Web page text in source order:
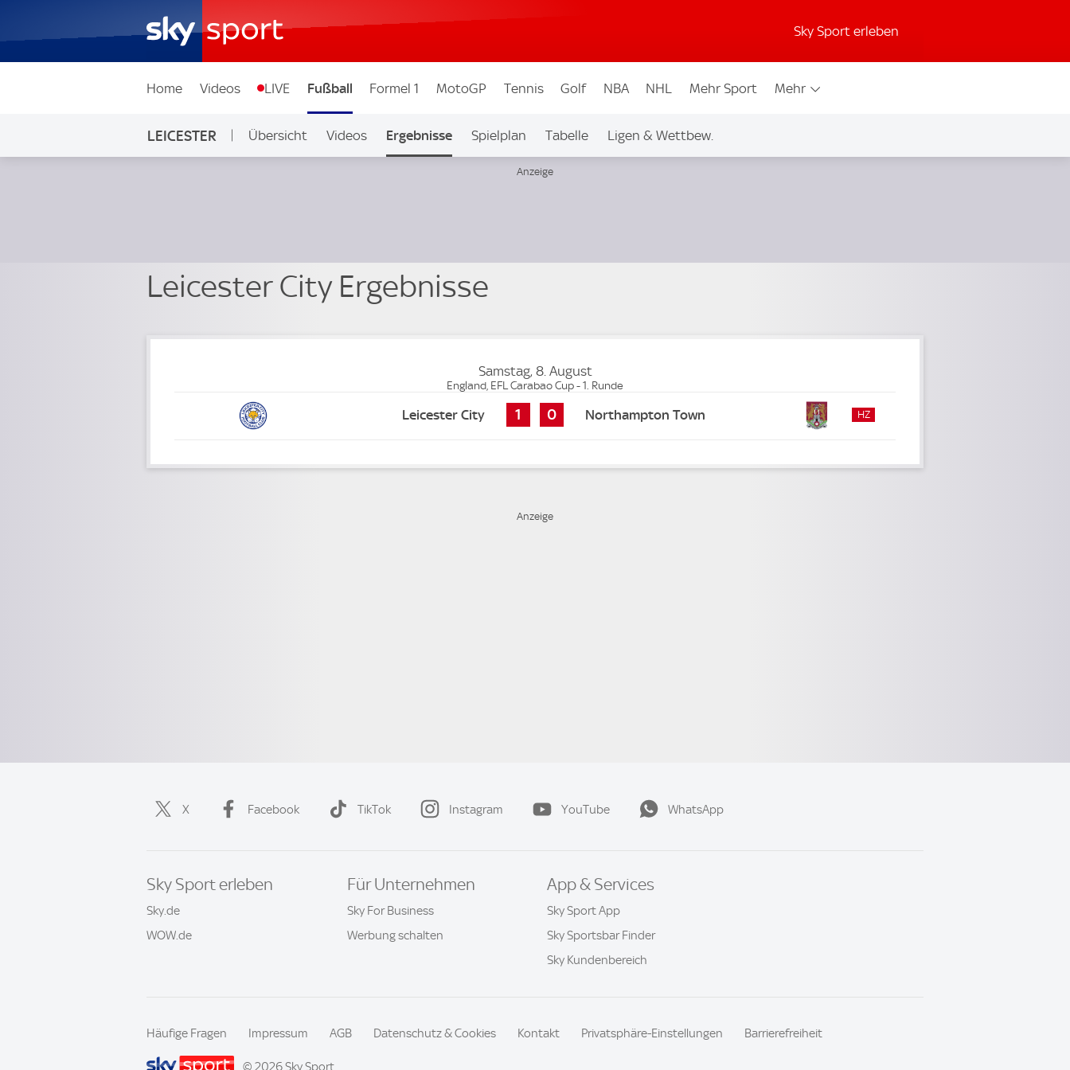
Sky Sport erleben
Home Videos LIVE Fußball Formel 1 MotoGP Tennis Golf NBA NHL Mehr Sport Mehr
LEICESTER Übersicht Videos Ergebnisse Spielplan Tabelle Ligen & Wettbew.
Leicester City Ergebnisse
Samstag, 8. August
England, EFL Carabao Cup - 1. Runde
Leicester City 1 0 Northampton Town
X Facebook TikTok Instagram YouTube WhatsApp
Sky Sport erleben
Sky.de
WOW.de
Für Unternehmen
Sky For Business
Werbung schalten
App & Services
Sky Sport App
Sky Sportsbar Finder
Sky Kundenbereich
Häufige Fragen Impressum AGB Datenschutz & Cookies Kontakt Privatsphäre-Einstellungen Barrierefreiheit
© 2026 Sky Sport